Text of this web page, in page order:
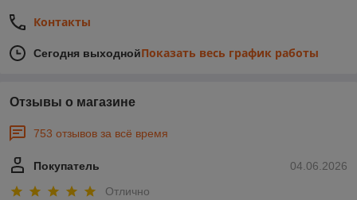
Контакты
Сегодня выходнойПоказать весь график работы
Отзывы о магазине
753 отзывов за всё время
04.06.2026
Покупатель
Отлично